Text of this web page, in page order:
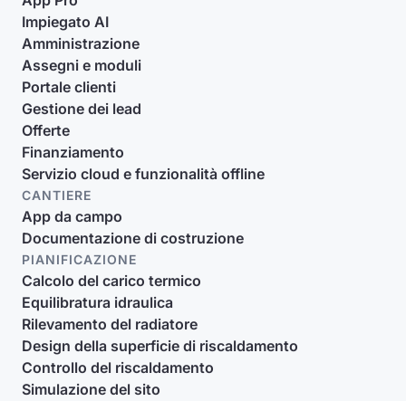
Impiegato AI
Amministrazione
Assegni e moduli
Portale clienti
Gestione dei lead
Offerte
Finanziamento
Servizio cloud e funzionalità offline
CANTIERE
App da campo
Documentazione di costruzione
PIANIFICAZIONE
Calcolo del carico termico
Equilibratura idraulica
Rilevamento del radiatore
Design della superficie di riscaldamento
Controllo del riscaldamento
Simulazione del sito